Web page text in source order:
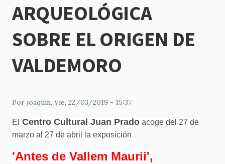
ARQUEOLÓGICA
SOBRE EL ORIGEN DE
VALDEMORO
Por joaquin, Vie, 22/03/2019 - 15:37
El Centro Cultural Juan Prado acoge del 27 de
marzo al 27 de abril la exposición
'Antes de Vallem Maurii',